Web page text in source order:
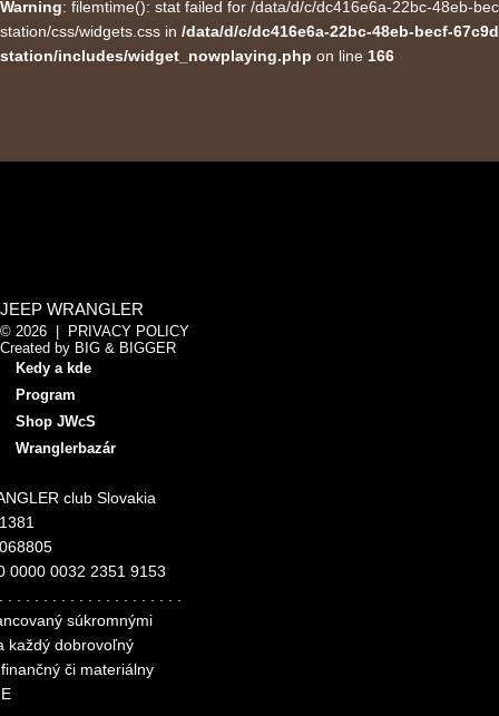
Warning: filemtime(): stat failed for /data/d/c/dc416e6a-22bc-48eb-
station/css/widgets.css in /data/d/c/dc416e6a-22bc-48eb-becf-
station/includes/widget_nowplaying.php on line 166
JEEP WRANGLER
© 2026 |
PRIVACY POLICY
Created by BIG & BIGGER
Kedy a kde
Program
Shop JWcS
Wranglerbazár
club Slovakia
0000 0032 2351 9153
. . . . . . . . . . . . . . . . . . . .
súkromnými
každý dobrovoľný
či materiálny